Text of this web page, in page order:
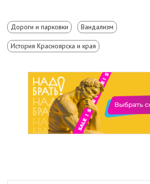
Дороги и парковки Вандализм
История Красноярска и края